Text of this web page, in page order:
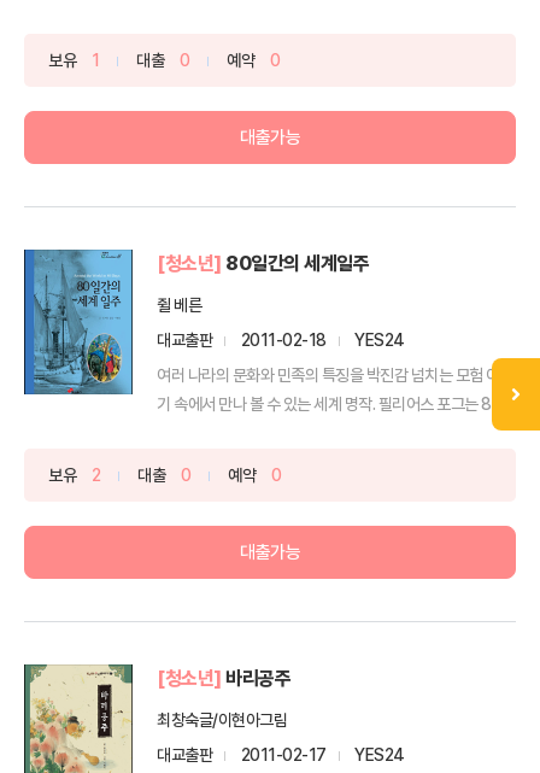
보유 1 대출 0 예약 0
대출가능
[청소년] 80일간의 세계일주
쥘 베른
대교출판
2011-02-18
YES24
여러 나라의 문화와 민족의 특징을 박진감 넘치는 모험 이야
기 속에서 만나 볼 수 있는 세계 명작. 필리어스 포그는 8...
보유 2 대출 0 예약 0
대출가능
[청소년] 바리공주
최창숙글/이현아그림
대교출판
2011-02-17
YES24